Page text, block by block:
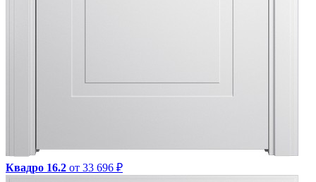
Квадро 16.2 от 33 696 ₽